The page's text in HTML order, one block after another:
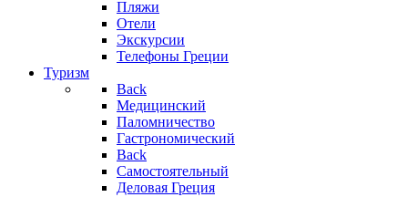
Пляжи
Отели
Экскурсии
Телефоны Греции
Туризм
Back
Медицинский
Паломничество
Гастрономический
Back
Самостоятельный
Деловая Греция